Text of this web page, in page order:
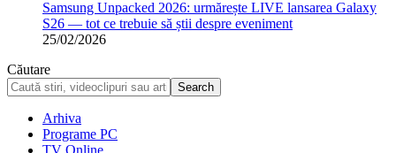
Samsung Unpacked 2026: urmărește LIVE lansarea Galaxy
S26 — tot ce trebuie să știi despre eveniment
25/02/2026
Căutare
Arhiva
Programe PC
TV Online